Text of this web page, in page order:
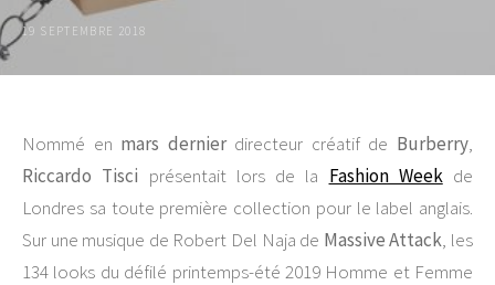
19 SEPTEMBRE 2018
Nommé en mars dernierdirecteur créatif de Burberry,
Riccardo Tisci présentait lors de la Fashion Weekde
Londres sa toute première collection pour le label anglais.
Sur une musique de Robert Del Naja de Massive Attack, les
134 looks du défilé printemps-été 2019 Homme et Femme